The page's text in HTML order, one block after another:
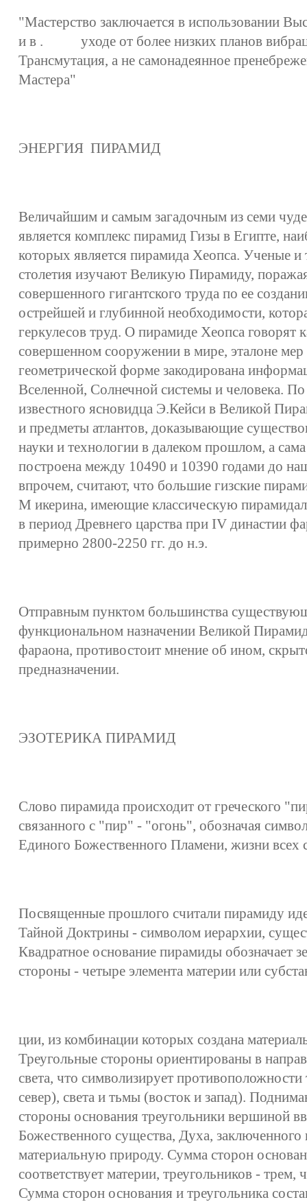
"Мастерство заключается в использовании
и в . уходе от более низких планов
Трансмутация, а не самонадеянное
Мастера"
ЭНЕРГИЯ ПИРАМИД
Величайшим и самым загадочным из семи
является комплекс пирамид Гизы в Египте,
которых является пирамида Хеопса. Ученые и
столетия изучают Великую Пирамиду,
совершенного гигантского труда по ее
острейшей и глубинной необходимости,
геркулесов труд. О пирамиде Хеопса говорят
совершенном сооружении в мире, эталоне мер
геометрической форме закодирована
Вселенной, Солнечной системы и человека.
известного ясновидца Э.Кейси в Великой
и предметы атлантов, доказывающие
науки и технологии в далеком прошлом, а
построена между 10490 и 10390 годами до
впрочем, считают, что большие гизские
М икерина, имеющие классическую
в период Древнего царства при IV династии
примерно 2800-2250 гг. до н.э.
Отправным пунктом большинства
функциональном назначении Великой
фараона, противостоит мнение об ином,
предназначении.
ЭЗОТЕРИКА ПИРАМИД
Слово пирамида происходит от греческого
связанного с "пир" - "огонь", обозначая
Единого Божественного Пламени, жизни всех
Посвященные прошлого считали пирамиду
Тайной Доктрины - символом иерархии,
Квадратное основание пирамиды обозначает
стороны - четыре элемента материи или
ции, из комбинации которых создана
Треугольные стороны ориентированы в
света, что символизирует
север), света и тьмы (восток и запад).
стороны основания треугольники вершиной
Божественного существа, Духа,
материальную природу. Сумма сторон
соответствует материи, треугольников -
Сумма сторон основания и треугольника